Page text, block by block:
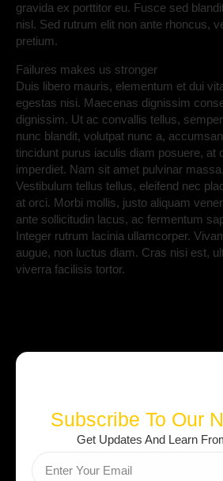
gravida ex porttitor eu. Fusce sed
nisl. Sed rutrum elit non ante rhoncus,
pretium.
Failures makes us stronger
Duis libero mauris, elementum et dui
egestas nisi. Maecenas dignissim
dignissim. Ut ac convallis tellus,
nunc blandit, volutpat nunc a,
tincidunt purus iaculis diam posuere, at
imperdiet. Nam sit amet pulvinar
Vestibulum tellus tellus, eleifend nec
at orci. Morbi mollis, justo aliquam
ante sollicitudin lacus, ac fermentum
Integer rutrum lacinia ullamcorper.
augue, non luctus diam. Cras nisi est,
viverra facilisis tortor.
Subscribe To Our
Get Updates And Learn